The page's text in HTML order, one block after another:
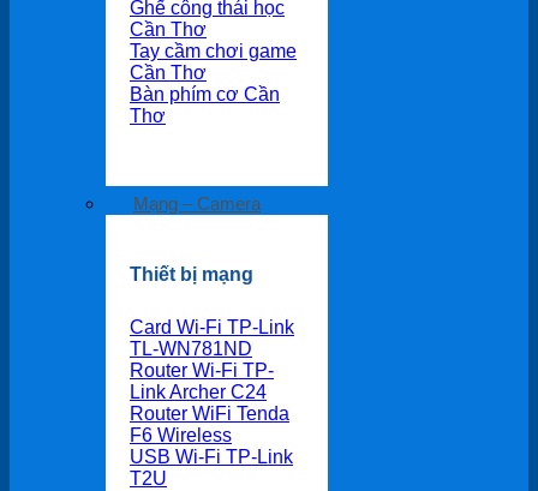
Ghế công thái học
Cần Thơ
Tay cầm chơi game
Cần Thơ
Bàn phím cơ Cần
Thơ
Mạng – Camera
Thiết bị mạng
Card Wi-Fi TP-Link
TL-WN781ND
Router Wi-Fi TP-
Link Archer C24
Router WiFi Tenda
F6 Wireless
USB Wi-Fi TP-Link
T2U